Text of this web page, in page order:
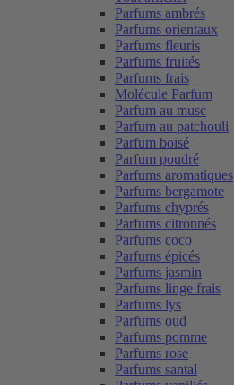
Parfums ambrés
Parfums orientaux
Parfums fleuris
Parfums fruités
Parfums frais
Molécule Parfum
Parfum au musc
Parfum au patchouli
Parfum boisé
Parfum poudré
Parfums aromatiques
Parfums bergamote
Parfums chyprés
Parfums citronnés
Parfums coco
Parfums épicés
Parfums jasmin
Parfums linge frais
Parfums lys
Parfums oud
Parfums pomme
Parfums rose
Parfums santal